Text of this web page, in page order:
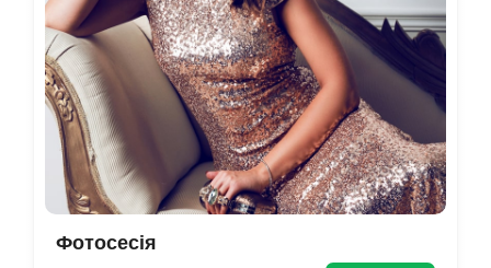
Фотосесія